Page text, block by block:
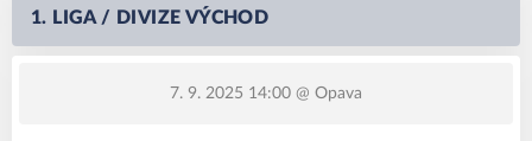
1. LIGA / DIVIZE VÝCHOD
7. 9. 2025 14:00 @ Opava